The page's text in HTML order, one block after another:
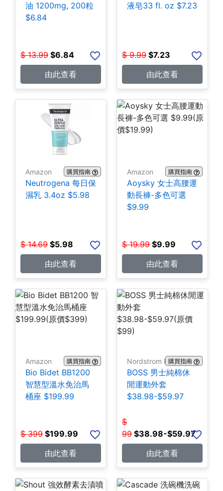
油 1200mg, 200粒
$6.84
$ 13.99 $6.84
由此查看
液皂33 fl. oz $7.23
$ 9.99 $7.23
由此查看
Amazon 購買指南
Neutrogena 每日保
濕乳 3.4oz $5.98
$ 14.69 $5.98
由此查看
Amazon 購買指南
Aoysky 女士高腰運
動長褲-多色可選
$9.99
$ 19.99 $9.99
由此查看
Amazon 購買指南
Bio Bidet BB1200
智慧型溫水免治馬
桶座 $199.99
$ 399 $199.99
由此查看
Nordstrom Rack購買指南
BOSS 男士純棉休
閒運動外套
$38.98-$59.97
$
99 $38.98-$59.97
由此查看